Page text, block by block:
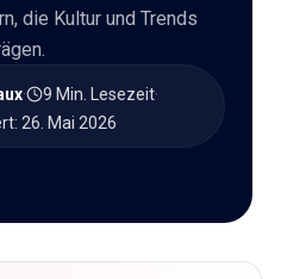
die Kultur und Trends
· 9 Min. Lesezeit·
: 26. Mai 2026